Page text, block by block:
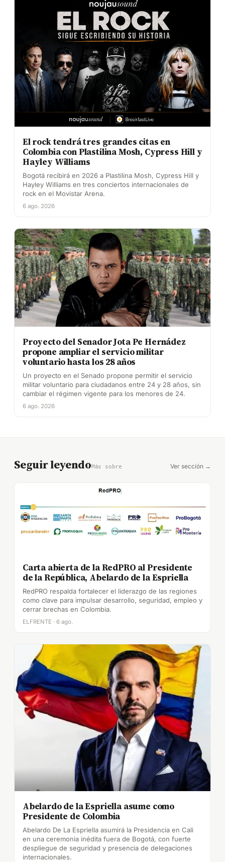
El rock tendrá tres grandes citas en
Colombia con Plastilina Mosh, Cypress Hill y
Hayley Williams
Bogotá recibirá en 2026 a Plastilina Mosh, Cypress Hill y
Hayley Williams en tres conciertos internacionales de
rock en el Movistar Arena.
6 ago. 2026
Proyecto del Senador Jota Pe Hernádez
propone ampliar el servicio militar
voluntario hasta los 28 años
Un proyecto en el Senado propone permitir el servicio
militar voluntario para ciudadanos entre 24 y 28 años, sin
cambiar el régimen vigente para los menores de 24.
6 ago. 2026
Seguir leyendoMás sobre Ver sección →
Carta abierta de la RedPRO al Presidente
de la República, Abelardo de la Espriella
RedPRO respalda fortalecer el liderazgo de las regiones
como clave para impulsar desarrollo, seguridad, empleo y
cerrar brechas en Colombia.
ELFRENTE · 6 ago.
Abelardo de la Espriella asume como
Presidente de Colombia
Abelardo De La Espriella asumirá la Presidencia en Cali
en una ceremonia inédita fuera de Bogotá, con fuerte
despliegue de seguridad y presencia de delegaciones
internacionales.